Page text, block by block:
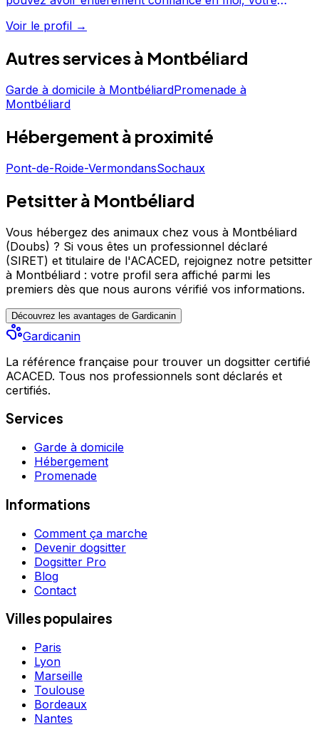
confier chat, chien, lapin ou encore oiseaux, ce sont
même mais j'en ai déjà eu la garde.
Voir le profil →
Autres services à Montbéliard
Garde à domicile à MontbéliardPromenade à
Montbéliard
Hébergement à proximité
Pont-de-Roide-VermondansSochaux
Petsitter à Montbéliard
Vous hébergez des animaux chez vous à Montbéliard
(Doubs) ? Si vous êtes un professionnel déclaré
(SIRET) et titulaire de l'ACACED, rejoignez notre petsitter
à Montbéliard : votre profil sera affiché parmi les
premiers dès que nous aurons vérifié vos informations.
Découvrez les avantages de Gardicanin
Gardicanin
La référence française pour trouver un dogsitter certifié
ACACED. Tous nos professionnels sont déclarés et
certifiés.
Services
Garde à domicile
Hébergement
Promenade
Informations
Comment ça marche
Devenir dogsitter
Dogsitter Pro
Blog
Contact
Villes populaires
Paris
Lyon
Marseille
Toulouse
Bordeaux
Nantes